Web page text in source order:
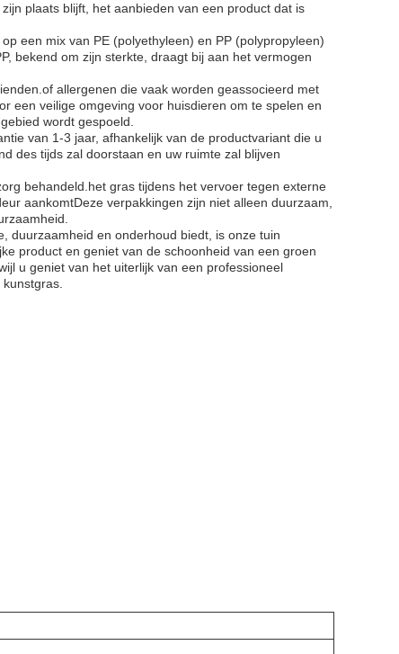
plaats blijft, het aanbieden van een product dat is
een mix van PE (polyethyleen) en PP (polypropyleen)
bekend om zijn sterkte, draagt bij aan het vermogen
allergenen die vaak worden geassocieerd met
een veilige omgeving voor huisdieren om te spelen en
wordt gespoeld.
van 1-3 jaar, afhankelijk van de productvariant die u
des tijds zal doorstaan en uw ruimte zal blijven
behandeld.het gras tijdens het vervoer tegen externe
aankomtDeze verpakkingen zijn niet alleen duurzaam,
duurzaamheid en onderhoud biedt, is onze tuin
product en geniet van de schoonheid van een groen
u geniet van het uiterlijk van een professioneel